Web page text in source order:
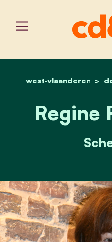
west-vlaanderen
Regine